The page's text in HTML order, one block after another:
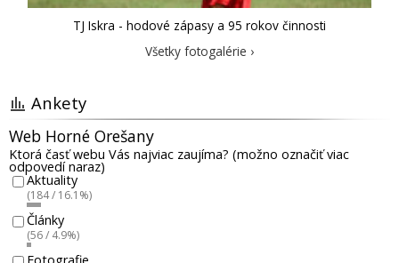
TJ Iskra - hodové zápasy a 95 rokov činnosti
Všetky fotogalérie ›
Ankety
Web Horné Orešany
Ktorá časť webu Vás najviac zaujíma? (možno označiť viac
odpovedí naraz)
Aktuality
(184 / 16.1%)
Články
(56 / 4.9%)